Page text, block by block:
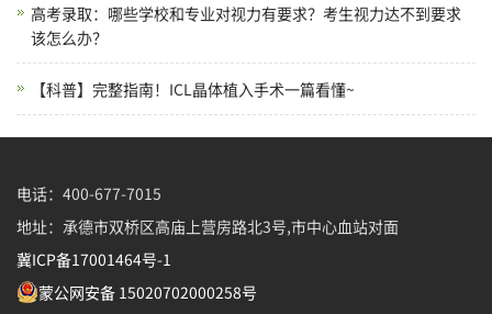
高考录取：哪些学校和专业对视力有要求？考生视力达不到要求
该怎么办？
【科普】完整指南！ICL晶体植入手术一篇看懂~
电话：400-677-7015
地址：承德市双桥区高庙上营房路北3号,市中心血站对面
冀ICP备17001464号-1
蒙公网安备 15020702000258号